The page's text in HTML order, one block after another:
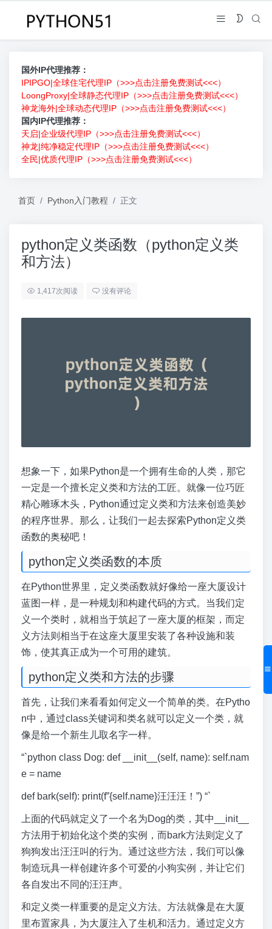
国外IP代理推荐：
IPIPGO|全球住宅代理IP（>>>点击注册免费测试<<<）
LoongProxy|全球静态代理IP（>>>点击注册免费测试<<<）
神龙海外|全球动态代理IP（>>>点击注册免费测试<<<）
国内IP代理推荐：
天启|企业级代理IP（>>>点击注册免费测试<<<）
神龙|纯净稳定代理IP（>>>点击注册免费测试<<<）
全民|优质代理IP（>>>点击注册免费测试<<<）
首页 Python入门教程 正文
python定义类函数（python定义类
和方法）
1,417次阅读 没有评论
想象一下，如果Python是一个拥有生命的人类，那它
一定是一个擅长定义类和方法的工匠。就像一位巧匠
精心雕琢木头，Python通过定义类和方法来创造美妙
的程序世界。那么，让我们一起去探索Python定义类
函数的奥秘吧！
python定义类函数的本质
在Python世界里，定义类函数就好像给一座大厦设计
蓝图一样，是一种规划和构建代码的方式。当我们定
义一个类时，就相当于筑起了一座大厦的框架，而定
义方法则相当于在这座大厦里安装了各种设施和装
饰，使其真正成为一个可用的建筑。
python定义类和方法的步骤
首先，让我们来看看如何定义一个简单的类。在Pytho
n中，通过class关键词和类名就可以定义一个类，就
像是给一个新生儿取名字一样。
“`python class Dog: def __init__(self, name): self.nam
e = name
def bark(self): print(f”{self.name}汪汪汪！”) “`
上面的代码就定义了一个名为Dog的类，其中__init__
方法用于初始化这个类的实例，而bark方法则定义了
狗狗发出汪汪叫的行为。通过这些方法，我们可以像
制造玩具一样创建许多个可爱的小狗实例，并让它们
各自发出不同的汪汪声。
和定义类一样重要的是定义方法。方法就像是在大厦
里布置家具，为大厦注入了生机和活力。通过定义方